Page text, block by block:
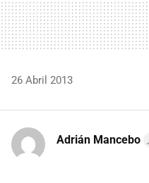
26 Abril 2013
Adrián Mancebo